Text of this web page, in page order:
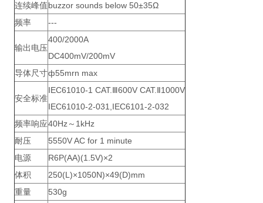
连续峰值buzzor sounds below 50±35Ω
频率
---
输出电压
400/2000A
DC400mV/200mV
导体尺寸ф55mrn max
安全标准
IEC61010-1 CAT.Ⅲ600V CAT.Ⅱ1000V
IEC61010-2-031,IEC6101-2-032
频率响应40Hz～1kHz
耐压
5550V AC for 1 minute
电源
R6P(AA)(1.5V)×2
体积
250(L)×1050N)×49(D)mm
重量
530g